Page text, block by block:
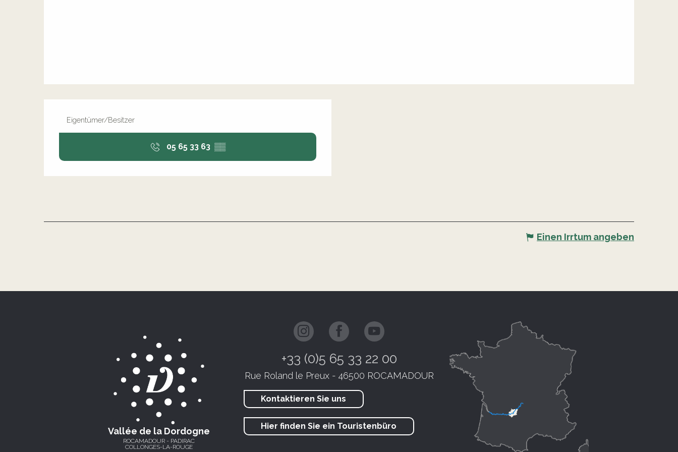
Eigentümer/Besitzer
05 65 33 63 ▒▒
Einen Irrtum angeben
Vallée de la Dordogne
ROCAMADOUR - PADIRAC
COLLONGES-LA-ROUGE
+33 (0)5 65 33 22 00
Rue Roland le Preux - 46500 ROCAMADOUR
Kontaktieren Sie uns
Hier finden Sie ein Touristenbüro